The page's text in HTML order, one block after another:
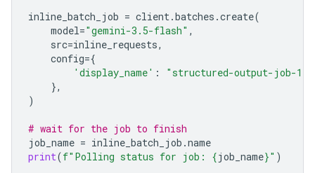
inline_batch_job = client.batches .create(
model="gemini-3.5-flash" ,
src=inline_requests,
config={
'display_name' :
"structured-output-job-1"
},
)
# wait for the job to finish
job_name = inline_batch_job .name
print(f"Polling status for job: {job_name}" )